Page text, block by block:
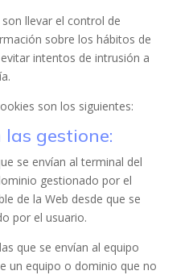
llevar el control de
sobre los hábitos de
intentos de intrusión a
son los siguientes:
las gestione:
se envían al terminal del
gestionado por el
de la Web desde que se
por el usuario.
que se envían al equipo
un equipo o dominio que no